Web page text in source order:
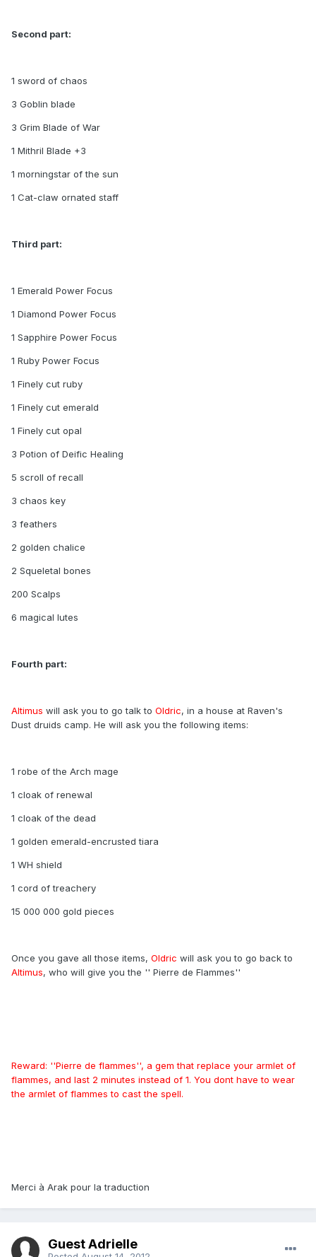
Second part:
1 sword of chaos
3 Goblin blade
3 Grim Blade of War
1 Mithril Blade +3
1 morningstar of the sun
1 Cat-claw ornated staff
Third part:
1 Emerald Power Focus
1 Diamond Power Focus
1 Sapphire Power Focus
1 Ruby Power Focus
1 Finely cut ruby
1 Finely cut emerald
1 Finely cut opal
3 Potion of Deific Healing
5 scroll of recall
3 chaos key
3 feathers
2 golden chalice
2 Squeletal bones
200 Scalps
6 magical lutes
Fourth part:
Altimus will ask you to go talk to Oldric, in a house at Raven's
Dust druids camp. He will ask you the following items:
1 robe of the Arch mage
1 cloak of renewal
1 cloak of the dead
1 golden emerald-encrusted tiara
1 WH shield
1 cord of treachery
15 000 000 gold pieces
Once you gave all those items, Oldric will ask you to go back to
Altimus, who will give you the '' Pierre de Flammes''
Reward: ''Pierre de flammes'', a gem that replace your armlet of
flammes, and last 2 minutes instead of 1. You dont have to wear
the armlet of flammes to cast the spell.
Merci à Arak pour la traduction
Guest Adrielle